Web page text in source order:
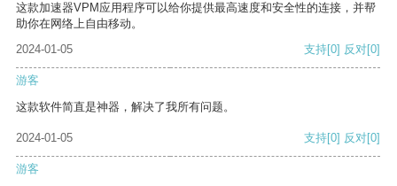
这款加速器VPM应用程序可以给你提供最高速度和安全性的连接，并帮
助你在网络上自由移动。
2024-01-05
支持[0] 反对[0]
游客
这款软件简直是神器，解决了我所有问题。
2024-01-05 支持[0] 反对[0]
游客